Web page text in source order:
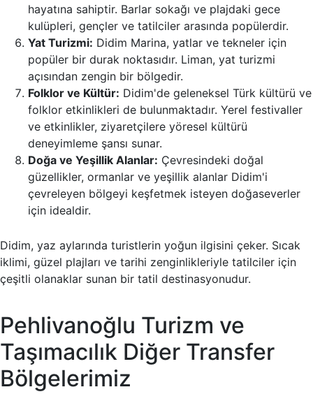
hayatına sahiptir. Barlar sokağı ve plajdaki gece
kulüpleri, gençler ve tatilciler arasında popülerdir.
Yat Turizmi: Didim Marina, yatlar ve tekneler için
popüler bir durak noktasıdır. Liman, yat turizmi
açısından zengin bir bölgedir.
Folklor ve Kültür: Didim'de geleneksel Türk kültürü ve
folklor etkinlikleri de bulunmaktadır. Yerel festivaller
ve etkinlikler, ziyaretçilere yöresel kültürü
deneyimleme şansı sunar.
Doğa ve Yeşillik Alanlar: Çevresindeki doğal
güzellikler, ormanlar ve yeşillik alanlar Didim'i
çevreleyen bölgeyi keşfetmek isteyen doğaseverler
için idealdir.
Didim, yaz aylarında turistlerin yoğun ilgisini çeker. Sıcak
iklimi, güzel plajları ve tarihi zenginlikleriyle tatilciler için
çeşitli olanaklar sunan bir tatil destinasyonudur.
Pehlivanoğlu Turizm ve
Taşımacılık Diğer Transfer
Bölgelerimiz